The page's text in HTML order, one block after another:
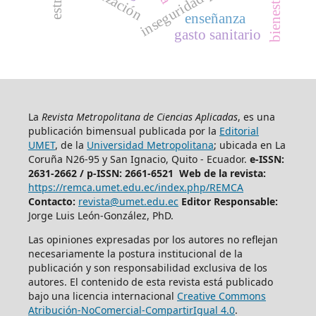
enseñanza
gasto sanitario
La Revista Metropolitana de Ciencias Aplicadas, es una
publicación bimensual publicada por la Editorial
UMET, de la Universidad Metropolitana; ubicada en La
Coruña N26-95 y San Ignacio, Quito - Ecuador. e-ISSN:
2631-2662 / p-ISSN: 2661-6521 Web de la revista:
https://remca.umet.edu.ec/index.php/REMCA
Contacto: revista@umet.edu.ec Editor Responsable:
Jorge Luis León-González, PhD.
Las opiniones expresadas por los autores no reflejan
necesariamente la postura institucional de la
publicación y son responsabilidad exclusiva de los
autores. El contenido de esta revista está publicado
bajo una licencia internacional Creative Commons
Atribución-NoComercial-CompartirIgual 4.0.